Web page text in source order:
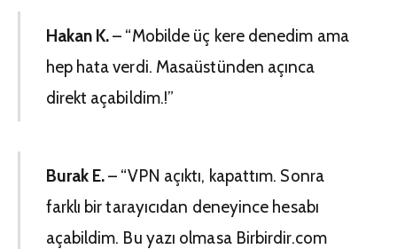
Hakan K.– “Mobilde üç kere denedim ama
hep hata verdi. Masaüstünden açınca
direkt açabildim.!”
Burak E.– “VPN açıktı, kapattım. Sonra
farklı bir tarayıcıdan deneyince hesabı
açabildim. Bu yazı olmasa Birbirdir.com